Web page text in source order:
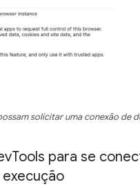
solicitar uma conexão de
Tools para se